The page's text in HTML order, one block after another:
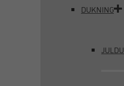
DUKNING